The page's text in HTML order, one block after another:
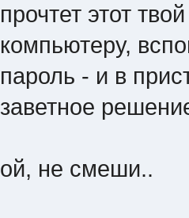
прочтет этот
компьютеру,
пароль - и в
заветное
ой, не смеши..